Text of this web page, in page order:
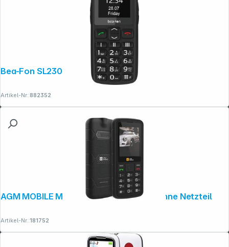
Bea-Fon SL230 LTE schwarz
Artikel-Nr.:882352
AGM MOBILE M9 Bartype (4G) Rugged ohne Netzteil
Artikel-Nr.:181752